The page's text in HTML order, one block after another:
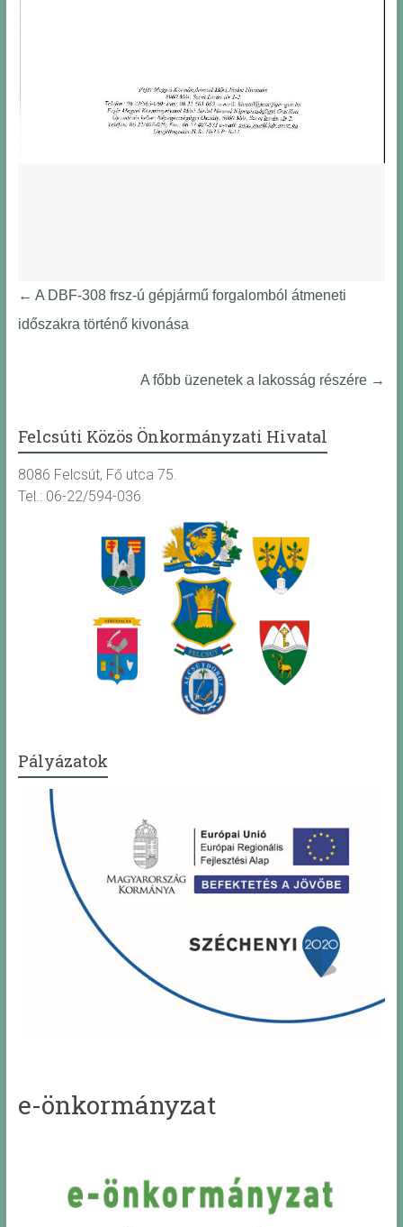
← A DBF-308 frsz-ú gépjármű forgalomból átmeneti
időszakra történő kivonása
A főbb üzenetek a lakosság részére →
Felcsúti Közös Önkormányzati Hivatal
8086 Felcsút, Fő utca 75.
Tel.: 06-22/594-036
Pályázatok
e-önkormányzat